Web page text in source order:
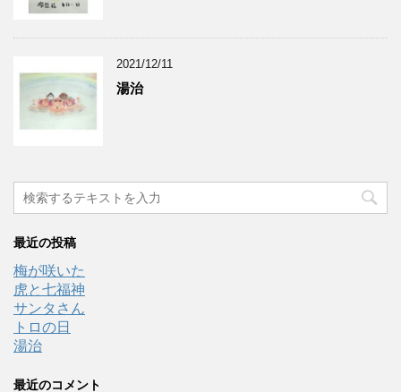
2021/12/11
湯治
最近の投稿
梅が咲いた
虎と七福神
サンタさん
トロの日
湯治
最近のコメント